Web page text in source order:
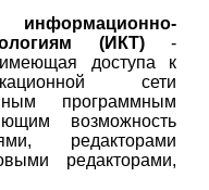
(ИКТ)-
доступа к
сети
программным
возможность
редакторами
редакторами,